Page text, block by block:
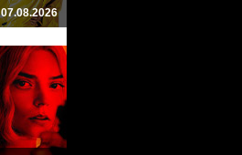
07.08.2026